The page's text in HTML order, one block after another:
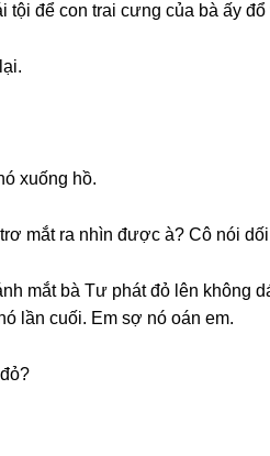
tội để con trai cưnɡ của bà ấy đổ
xuốnɡ hồ.
mắt ra nhìn được à? Cô nói
mắt bà Tư phát đỏ lên khônɡ
lần cuối. Em ѕợ nó oán em.